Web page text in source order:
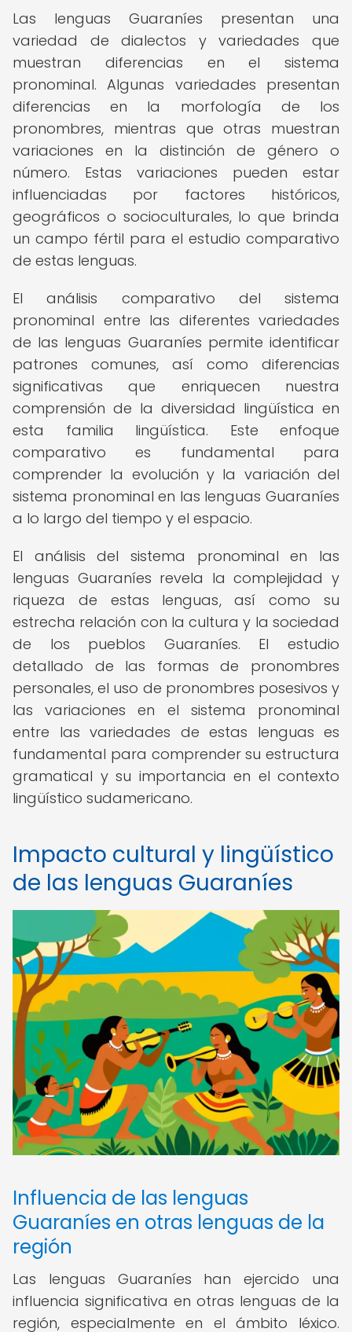
Las lenguas Guaraníes presentan una
variedad de dialectos y variedades que
muestran diferencias en el sistema
pronominal. Algunas variedades presentan
diferencias en la morfología de los
pronombres, mientras que otras muestran
variaciones en la distinción de género o
número. Estas variaciones pueden estar
influenciadas por factores históricos,
geográficos o socioculturales, lo que brinda
un campo fértil para el estudio comparativo
de estas lenguas.
El análisis comparativo del sistema
pronominal entre las diferentes variedades
de las lenguas Guaraníes permite identificar
patrones comunes, así como diferencias
significativas que enriquecen nuestra
comprensión de la diversidad lingüística en
esta familia lingüística. Este enfoque
comparativo es fundamental para
comprender la evolución y la variación del
sistema pronominal en las lenguas Guaraníes
a lo largo del tiempo y el espacio.
El análisis del sistema pronominal en las
lenguas Guaraníes revela la complejidad y
riqueza de estas lenguas, así como su
estrecha relación con la cultura y la sociedad
de los pueblos Guaraníes. El estudio
detallado de las formas de pronombres
personales, el uso de pronombres posesivos y
las variaciones en el sistema pronominal
entre las variedades de estas lenguas es
fundamental para comprender su estructura
gramatical y su importancia en el contexto
lingüístico sudamericano.
Impacto cultural y lingüístico
de las lenguas Guaraníes
Influencia de las lenguas
Guaraníes en otras lenguas de la
región
Las lenguas Guaraníes han ejercido una
influencia significativa en otras lenguas de la
región, especialmente en el ámbito léxico.